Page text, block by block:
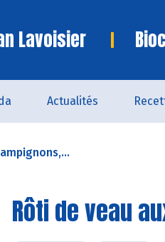
Lavoisier
Actualités
Rôti de veau